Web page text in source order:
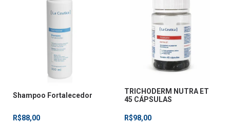
Shampoo Fortalecedor
R$88,00
TRICHODERM NUTRA ET
45 CÁPSULAS
R$98,00